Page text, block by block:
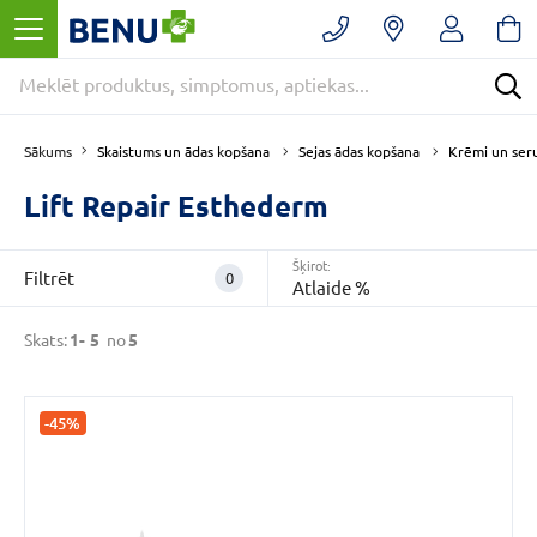
Sākums Skaistums un ādas kopšana Sejas ādas kopšana Krēmi un
FiltrētNoņemt
filtrus
Kategorijas
E
APTIEKA
(5)
Sejas
ādas
kopšana
(5)
un
ādas
kopšana
Lift Repair Esthederm
Skats:1- 5 no5
Filtrēt 0
Šķirot:
Atlaide %
-45%